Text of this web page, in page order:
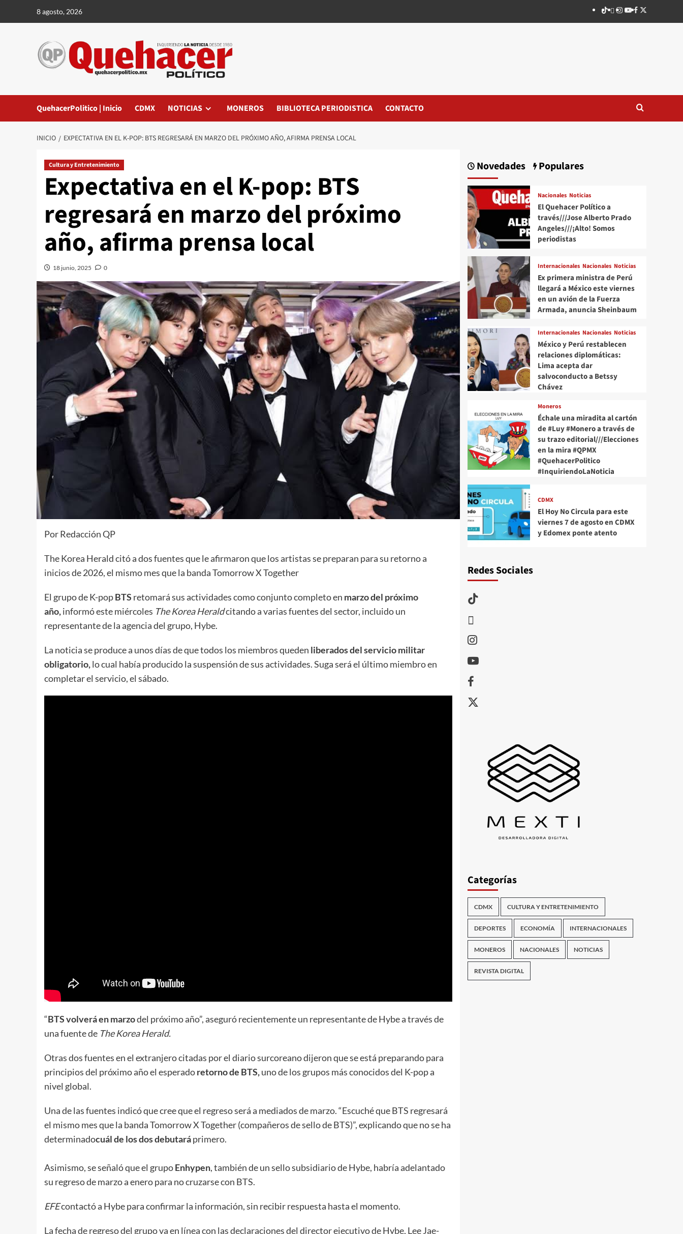
8 agosto, 2026 TikTok
threads
Instagram
Youtube
Facebook
X
QuehacerPolitico | Inicio CDMX NOTICIAS MONEROS BIBLIOTECA PERIODISTICA CONTACTO
INICIO EXPECTATIVA EN EL K-POP: BTS REGRESARÁ EN MARZO DEL PRÓXIMO AÑO, AFIRMA PRENSA LOCAL
Cultura y Entretenimiento
Expectativa en el K-pop: BTS
regresará en marzo del próximo
año, afirma prensa local
18 junio, 2025 0
Por Redacción QP
The Korea Herald citó a dos fuentes que le afirmaron que los artistas se preparan para su retorno a
inicios de 2026, el mismo mes que la banda Tomorrow X Together
El grupo de K-popBTS retomará sus actividades como conjunto completo en marzo del próximo
año,informó este miércoles The Korea Heraldcitando a varias fuentes del sector, incluido un
representante de la agencia del grupo, Hybe.
La noticia se produce a unos días de que todos los miembros queden liberados del servicio militar
obligatorio,lo cual había producido la suspensión de sus actividades. Suga será el último miembro en
completar el servicio, el sábado.
“BTS volverá en marzodel próximo año”, aseguró recientemente un representante de Hybe a través de
una fuente de The Korea Herald.
Otras dos fuentes en el extranjero citadas por el diario surcoreano dijeron que se está preparando para
principios del próximo año el esperadoretorno de BTS,uno de los grupos más conocidos del K-pop a
nivel global.
Una de las fuentes indicó que cree que el regreso será a mediados de marzo. “Escuché que BTS regresará
el mismo mes que la banda Tomorrow X Together (compañeros de sello de BTS)”, explicando que no se ha
determinadocuál de los dos debutaráprimero.
Asimismo, se señaló que el grupoEnhypen, también de un sello subsidiario de Hybe, habría adelantado
su regreso de marzo a enero para no cruzarse con BTS.
EFEcontactó a Hybe para confirmar la información, sin recibir respuesta hasta el momento.
La fecha de regreso del grupo va en línea con las declaraciones del director ejecutivo de Hybe, Lee Jae-
Novedades Populares
Nacionales Noticias
El Quehacer Político a
través///Jose Alberto Prado
Angeles///¡Alto! Somos
periodistas
Internacionales Nacionales Noticias
Ex primera ministra de Perú
llegará a México este viernes
en un avión de la Fuerza
Armada, anuncia Sheinbaum
Internacionales Nacionales Noticias
México y Perú restablecen
relaciones diplomáticas:
Lima acepta dar
salvoconducto a Betssy
Chávez
Moneros
Échale una miradita al cartón
de #Luy #Monero a través de
su trazo editorial///Elecciones
en la mira #QPMX
#QuehacerPolitico
#InquiriendoLaNoticia
CDMX
El Hoy No Circula para este
viernes 7 de agosto en CDMX
y Edomex ponte atento
Redes Sociales
TikTok
Instagram
Youtube
Facebook
X
Categorías
CDMX CULTURA Y ENTRETENIMIENTO
DEPORTES ECONOMÍA INTERNACIONALES
MONEROS NACIONALES NOTICIAS
REVISTA DIGITAL